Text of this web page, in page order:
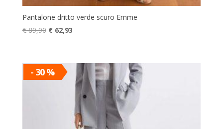
Pantalone dritto verde scuro Emme
€89,90 Il
era:
€ 89,90.
€62,93Il
è:
€ 62,93.
- 30 %